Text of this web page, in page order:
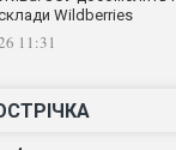
склади Wildberries
11:31